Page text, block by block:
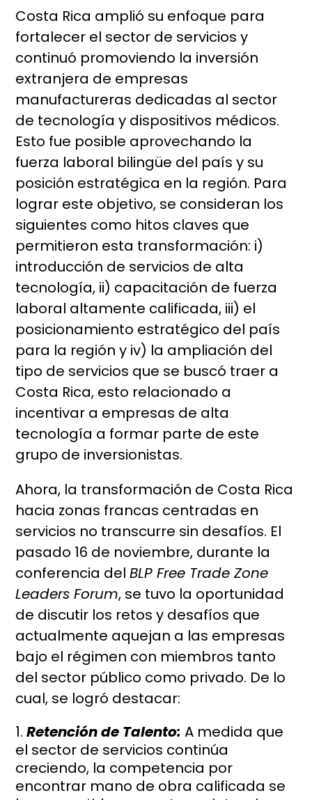
Costa Rica amplió su enfoque para
fortalecer el sector de servicios y
continuó promoviendo la inversión
extranjera de empresas
manufactureras dedicadas al sector
de tecnología y dispositivos médicos.
Esto fue posible aprovechando la
fuerza laboral bilingüe del país y su
posición estratégica en la región. Para
lograr este objetivo, se consideran los
siguientes como hitos claves que
permitieron esta transformación: i)
introducción de servicios de alta
tecnología, ii) capacitación de fuerza
laboral altamente calificada, iii) el
posicionamiento estratégico del país
para la región y iv) la ampliación del
tipo de servicios que se buscó traer a
Costa Rica, esto relacionado a
incentivar a empresas de alta
tecnología a formar parte de este
grupo de inversionistas.
Ahora, la transformación de Costa Rica
hacia zonas francas centradas en
servicios no transcurre sin desafíos. El
pasado 16 de noviembre, durante la
conferencia delBLP Free Trade Zone
Leaders Forum, se tuvo la oportunidad
de discutir los retos y desafíos que
actualmente aquejan a las empresas
bajo el régimen con miembros tanto
del sector público como privado. De lo
cual, se logró destacar:
Retención de Talento: A medida que
el sector de servicios continúa
creciendo, la competencia por
encontrar mano de obra calificada se